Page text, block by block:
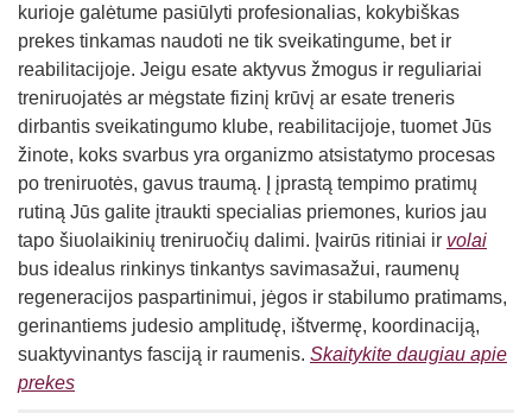
kurioje galėtume pasiūlyti profesionalias, kokybiškas
prekes tinkamas naudoti ne tik sveikatingume, bet ir
reabilitacijoje. Jeigu esate aktyvus žmogus ir reguliariai
treniruojatės ar mėgstate fizinį krūvį ar esate treneris
dirbantis sveikatingumo klube, reabilitacijoje, tuomet Jūs
žinote, koks svarbus yra organizmo atsistatymo procesas
po treniruotės, gavus traumą. Į įprastą tempimo pratimų
rutiną Jūs galite įtraukti specialias priemones, kurios jau
tapo šiuolaikinių treniruočių dalimi. Įvairūs ritiniai ir volai
bus idealus rinkinys tinkantys savimasažui, raumenų
regeneracijos paspartinimui, jėgos ir stabilumo pratimams,
gerinantiems judesio amplitudę, ištvermę, koordinaciją,
suaktyvinantys fasciją ir raumenis. Skaitykite daugiau apie
prekes